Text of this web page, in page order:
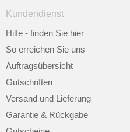
Kundendienst
Hilfe - finden Sie hier
So erreichen Sie uns
Auftragsübersicht
Gutschriften
Versand und Lieferung
Garantie & Rückgabe